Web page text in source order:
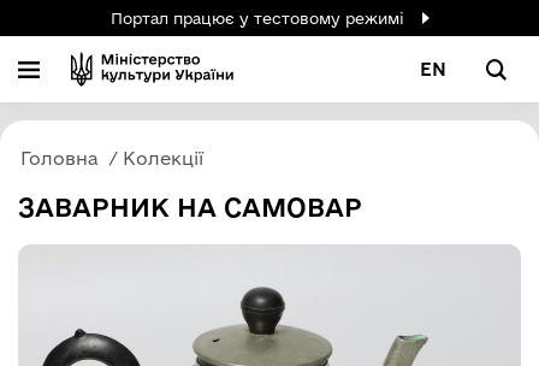
Портал працює у тестовому режимі
EN
Головна Колекції
ЗАВАРНИК НА САМОВАР